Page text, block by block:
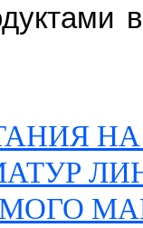
НА